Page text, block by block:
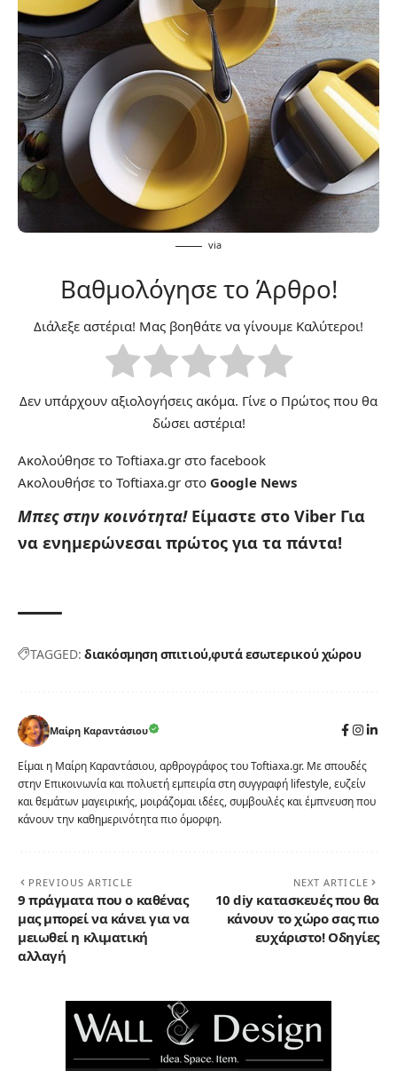
via
Βαθμολόγησε το Άρθρο!
Διάλεξε αστέρια! Μας βοηθάτε να γίνουμε Καλύτεροι!
Δεν υπάρχουν αξιολογήσεις ακόμα. Γίνε ο Πρώτος που θα
δώσει αστέρια!
Ακολούθησε το Toftiaxa.gr στο facebook
Ακολουθήσε το Toftiaxa.gr στο Google News
Μπες στην κοινότητα! Είμαστε στο Viber Για
να ενημερώνεσαι πρώτος για τα πάντα!
TAGGED: διακόσμηση σπιτιούφυτά εσωτερικού χώρου
Μαίρη Καραντάσιου
Είμαι η Μαίρη Καραντάσιου, αρθρογράφος του Toftiaxa.gr. Με σπουδές
στην Επικοινωνία και πολυετή εμπειρία στη συγγραφή lifestyle, ευζείν
και θεμάτων μαγειρικής, μοιράζομαι ιδέες, συμβουλές και έμπνευση που
κάνουν την καθημερινότητα πιο όμορφη.
PREVIOUS ARTICLE
9 πράγματα που ο καθένας
μας μπορεί να κάνει για να
μειωθεί η κλιματική
αλλαγή
NEXT ARTICLE
10 diy κατασκευές που θα
κάνουν το χώρο σας πιο
ευχάριστο! Οδηγίες